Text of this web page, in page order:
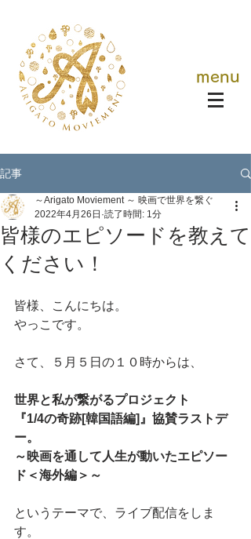
menu
記事
皆様のエピソードを教えて
ください！
～Arigato Moviement ～ 映画で世界を繋ぐ
2022年4月26日 読了時間: 1分
皆様、こんにちは。
やっこです。
さて、５月５日の１０時からは、
世界と私が繋がるプロジェクト
『1/4の奇跡[韓国語編]』協賛ラストデ
ー。
～映画を通して人生が動いたエピソー
ド＜海外編＞～
というテーマで、ライブ配信をしま
す。